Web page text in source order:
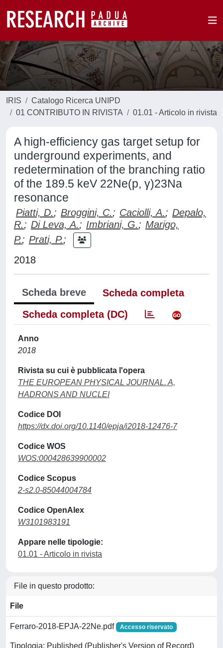
IRIS
Catalogo Ricerca UNIPD
01 CONTRIBUTO IN RIVISTA
01.01 - Articolo in rivista
A high-efficiency gas target setup for
underground experiments, and
redetermination of the branching ratio
of the 189.5 keV 22Ne(p, γ)23Na
resonance
Piatti, D.; Broggini, C.; Caciolli, A.; Depalo,
R.; Di Leva, A.; Imbriani, G.; Marigo,
P.; Prati, P.;
2018
Scheda breve
Scheda completa
Scheda completa (DC)
Anno
2018
Rivista su cui è pubblicata l'opera
THE EUROPEAN PHYSICAL JOURNAL. A,
HADRONS AND NUCLEI
Codice DOI
https://dx.doi.org/10.1140/epja/i2018-12476-7
Codice WOS
WOS:000428639900002
Codice Scopus
2-s2.0-85044004784
Codice OpenAlex
W3101983191
Appare nelle tipologie:
01.01 - Articolo in rivista
File in questo prodotto:
File
Ferraro-2018-EPJA-22Ne.pdf Accesso riservato
Tipologia: Published (Publisher's Version of Record)